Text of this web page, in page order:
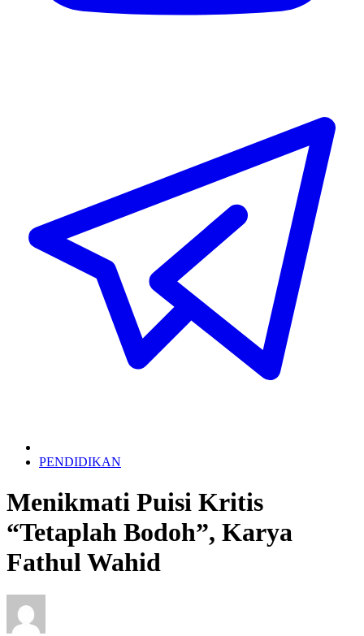
PENDIDIKAN
Menikmati Puisi Kritis
“Tetaplah Bodoh”, Karya
Fathul Wahid